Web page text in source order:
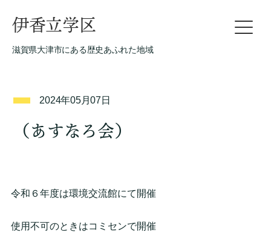
伊香立学区
滋賀県大津市にある歴史あふれた地域
2024年05月07日
（あすなろ会）
令和６年度は環境交流館にて開催
使用不可のときはコミセンで開催